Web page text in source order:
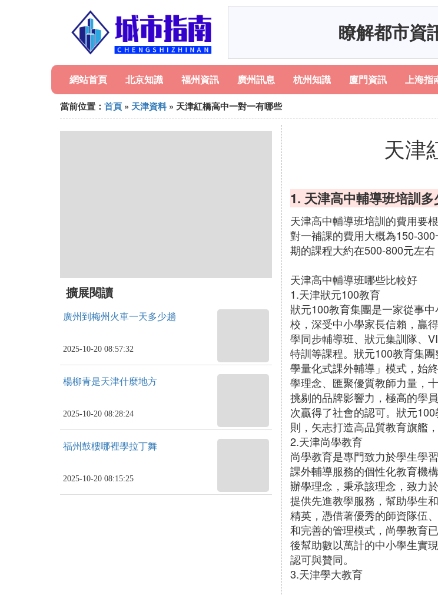
瞭解都市資
網站首頁 北京知識 福州資訊 廣州訊息 杭州知識 廈門資訊 上海指
當前位置： 首頁 » 天津資料 » 天津紅橋高中一對一有哪些
擴展閱讀
廣州到梅州火車一天多少趟
2025-10-20 08:57:32
楊柳青是天津什麼地方
2025-10-20 08:28:24
福州鼓樓哪裡學拉丁舞
2025-10-20 08:15:25
天津
1. 天津高中輔導班培訓多
天津高中輔導班培訓的費用要
對一補課的費用大概為150-
期的課程大約在500-800元左
天津高中輔導班哪些比較好
1.天津狀元100教育
狀元100教育集團是一家從事
校，深受中小學家長信賴，贏
學同步輔導班、狀元集訓隊、
特訓等課程。狀元100教育集
學量化式課外輔導」模式，始
學理念、匯聚優質教師力量，
挑剔的品牌影響力，極高的學
次贏得了社會的認可。狀元
則，矢志打造高品質教育旗艦
2.天津尚學教育
尚學教育是專門致力於學生學
課外輔導服務的個性化教育機
辦學理念，秉承該理念，致力
提供先進教學服務，幫助學生
精英，憑借著優秀的師資隊伍
和完善的管理模式，尚學教育
後幫助數以萬計的中小學生實
認可與贊同。
3.天津學大教育